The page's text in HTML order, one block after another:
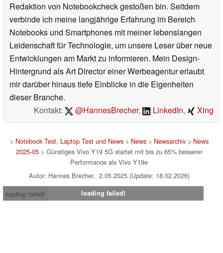
Redaktion von Notebookcheck gestoßen bin. Seitdem
verbinde ich meine langjährige Erfahrung im Bereich
Notebooks und Smartphones mit meiner lebenslangen
Leidenschaft für Technologie, um unsere Leser über neue
Entwicklungen am Markt zu informieren. Mein Design-
Hintergrund als Art Director einer Werbeagentur erlaubt
mir darüber hinaus tiefe Einblicke in die Eigenheiten
dieser Branche.
Kontakt:
@HannesBrecher, LinkedIn, Xing
> Notebook Test, Laptop Test und News> News> Newsarchiv> News
2025-05> Günstiges Vivo Y19 5G startet mit bis zu 65% besserer
Performance als Vivo Y19e
Autor: Hannes Brecher, 2.05.2025 (Update: 18.02.2026)
loading failed!
loading failed!